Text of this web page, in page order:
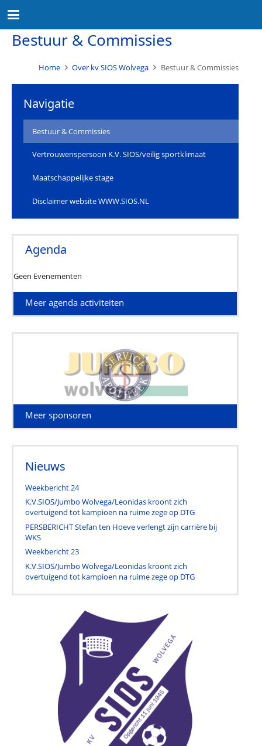
Bestuur & Commissies
Home Over kv SIOS Wolvega Bestuur & Commissies
Navigatie
Bestuur & Commissies
Vertrouwenspersoon K.V. SIOS/veilig sportklimaat
Maatschappelijke stage
Disclaimer website WWW.SIOS.NL
Agenda
Geen Evenementen
Meer agenda activiteiten
Meer sponsoren
Nieuws
Weekbericht 24
K.V.SIOS/Jumbo Wolvega/Leonidas kroont zich
overtuigend tot kampioen na ruime zege op DTG
PERSBERICHT Stefan ten Hoeve verlengt zijn carrière bij
WKS
Weekbericht 23
K.V.SIOS/Jumbo Wolvega/Leonidas kroont zich
overtuigend tot kampioen na ruime zege op DTG